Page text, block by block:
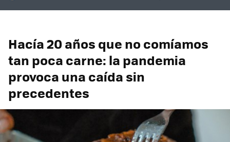
Hacía 20 años que no comíamos
tan poca carne: la pandemia
provoca una caída sin
precedentes